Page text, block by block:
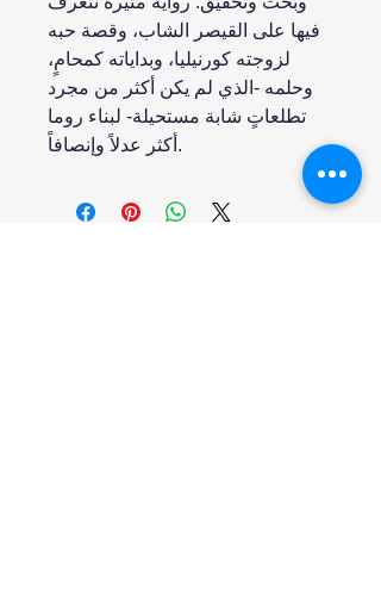
فيها على القيصر الشاب، وقصة حبه
لزوجته كورنيليا، وبداياته كمحامٍ،
وحلمه -الذي لم يكن أكثر من مجرد
تطلعاتٍ شابة مستحيلة- لبناء روما
أكثر عدلاً وإنصافاً.